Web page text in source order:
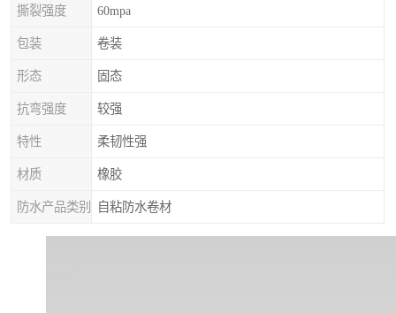
撕裂强度 60mpa
包装 卷装
形态 固态
抗弯强度 较强
特性 柔韧性强
材质 橡胶
防水产品类别 自粘防水卷材